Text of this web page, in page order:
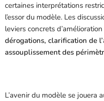
certaines interprétations
l’essor du modèle. Les
leviers concrets d’amélioration
dérogations, clarification de
assouplissement des
L’avenir du modèle se jouera